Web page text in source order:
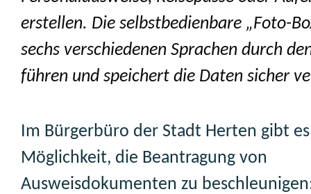
erstellen. Die selbstbedienbare „Foto-
sechs verschiedenen Sprachen durch
führen und speichert die Daten sicher
Im Bürgerbüro der Stadt Herten gibt
Möglichkeit, die Beantragung von
Ausweisdokumenten zu